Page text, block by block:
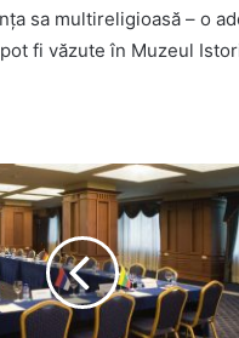
sa multireligioasă – o
fi văzute în Muzeul